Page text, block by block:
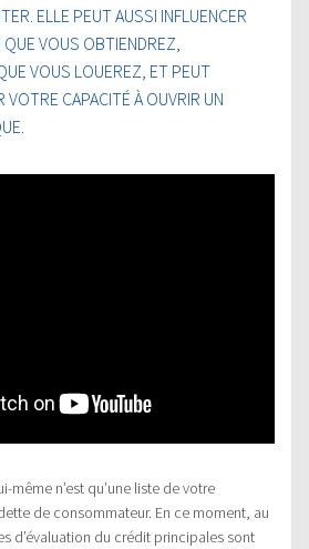
ELLE PEUT AUSSI INFLUENCER
QUE VOUS OBTIENDREZ,
VOUS LOUEREZ, ET PEUT
VOTRE CAPACITÉ À OUVRIR UN
même n’est qu’une liste de votre
de consommateur. En ce moment, au
d’évaluation du crédit principales sont